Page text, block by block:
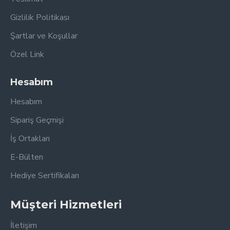
Gizlilik Politikası
Şartlar ve Koşullar
Özel Link
Hesabım
Hesabım
Sipariş Geçmişi
İş Ortakları
E-Bülten
Hediye Sertifikaları
Müşteri Hizmetleri
İletişim